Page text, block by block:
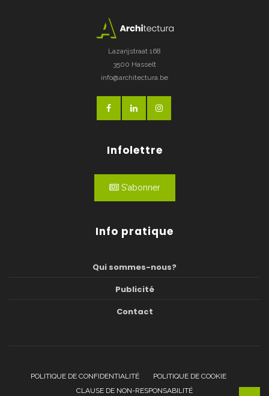
Lazarijstraat 168
3500 Hasselt
info@architectura.be
Infolettre
S'abonner
Info pratique
Qui sommes-nous?
Publicité
Contact
POLITIQUE DE CONFIDENTIALITÉ
POLITIQUE DE COOKIE
CLAUSE DE NON-RESPONSABILITÉ